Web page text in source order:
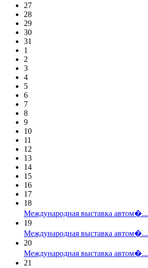
27
28
29
30
31
1
2
3
4
5
6
7
8
9
10
11
12
13
14
15
16
17
18
Международная выставка автом�...
19
Международная выставка автом�...
20
Международная выставка автом�...
21